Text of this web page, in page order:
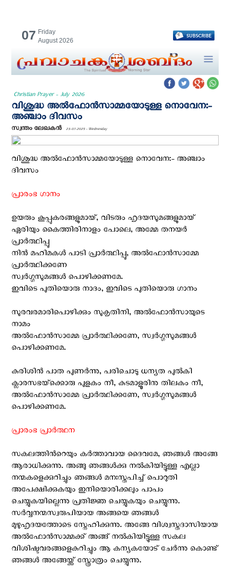
07 Friday
August 2026
Christian Prayer - July 2026
വിശുദ്ധ അല്‍ഫോന്‍സാമ്മയോടുള്ള നൊവേന:-
അഞ്ചാം ദിവസം
സ്വന്തം ലേഖകന്‍ 23-07-2025 - Wednesday
വിശുദ്ധ അല്‍ഫോന്‍സാമ്മയോടുള്ള നൊവേന:- അഞ്ചാം
ദിവസം
പ്രാരംഭ ഗാനം
ഉയരും കൂപ്പുകരങ്ങളുമായ്, വിടരും ഹൃദയസുമങ്ങളുമായ്‌
ഏരിയും കൈത്തിരിനാളം പോലെ, അമ്മേ തനയര്‍
പ്രാര്‍ത്ഥിപ്പൂ
നിന്‍ മഹിമകള്‍ പാടി പ്രാര്‍ത്ഥിപ്പൂ, അല്‍ഫോന്‍സാമ്മേ
പ്രാര്‍ത്ഥിക്കണേ
സ്വര്‍ഗ്ഗസുമങ്ങള്‍ പൊഴിക്കണമേ.
ഇവിടെ പുതിയൊരു നാദം, ഇവിടെ പുതിയൊരു ഗാനം
സുരവരമാരിപൊഴിക്കും സുകൃതിനി, അല്‍ഫോന്‍സായുടെ
നാമം
അല്‍ഫോന്‍സാമ്മേ പ്രാര്‍ത്ഥിക്കണേ, സ്വര്‍ഗ്ഗസുമങ്ങള്‍
പൊഴിക്കണമേ.
കുരിശിന്‍ പാത പുണര്‍ന്നു, പരിചൊടു ധന്യത പുല്‍കി
ക്ലാരസഭയ്‌ക്കൊരു പുളകം നീ, കുടമാളൂരിനു തിലകം നീ,
അല്‍ഫോന്‍സാമ്മേ പ്രാര്‍ത്ഥിക്കണേ, സ്വര്‍ഗ്ഗസുമങ്ങള്‍
പൊഴിക്കണമേ.
പ്രാരംഭ പ്രാര്‍ത്ഥന
സകലത്തിന്‍റെയും കര്‍ത്താവായ ദൈവമേ, ഞങ്ങള്‍ അങ്ങേ
ആരാധിക്കുന്നു. അങ്ങു ഞങ്ങള്‍ക്കു നല്‍കിയിട്ടുള്ള എല്ലാ
നന്മകളെക്കുറിച്ചും ഞങ്ങള്‍ മനഃസ്തപിച്ച് പൊറുതി
അപേക്ഷിക്കുകയും ഇനിയൊരിക്കലും പാപം
ചെയ്യുകയില്ലെന്നു പ്രതിജ്ഞ ചെയ്യുകയും ചെയ്യുന്നു.
സര്‍വ്വനന്മസ്വരുപിയായ അങ്ങയെ ഞങ്ങള്‍
മുഴുഹൃദയത്തോടെ സ്നേഹിക്കുന്നു. അങ്ങേ വിശ്വസ്തദാസിയായ
അല്‍ഫോന്‍സാമ്മക്ക് അങ്ങ് നല്‍കിയിട്ടുള്ള സകല
വിശിഷ്ടവരങ്ങളെകുറിച്ചും ആ കന്യകയോട്‌ ചേര്‍ന്നു കൊണ്ട്
ഞങ്ങള്‍ അങ്ങേയ്ക്ക് സ്ത്രോത്രം ചെയ്യുന്നു.